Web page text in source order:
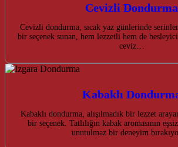
Cevizli Dondurma
Cevizli dondurma, sıcak yaz günlerinde
bir seçenek sunan, hem lezzetli hem de
ceviz…
Kabaklı
Kabaklı dondurma, alışılmadık bir lezzet
bir seçenek. Tatlılığın kabak aromasının
unutulmaz bir deneyim